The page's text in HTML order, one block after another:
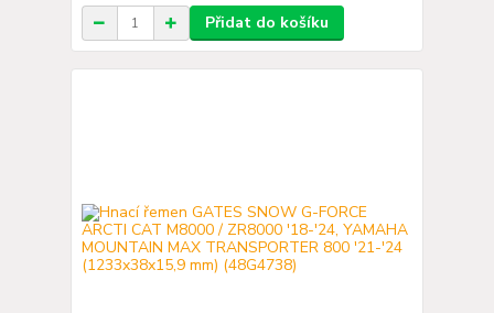
Přidat do košíku